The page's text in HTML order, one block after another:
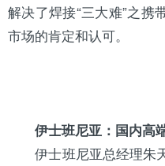
解决了焊接“三大难”之携
市场的肯定和认可。
伊士班尼亚：国内高
伊士班尼亚总经理朱